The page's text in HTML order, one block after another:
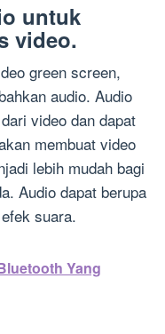
untuk
video.
green screen,
audio. Audio
video dan dapat
membuat video
lebih mudah bagi
Audio dapat berupa
suara.
Yang